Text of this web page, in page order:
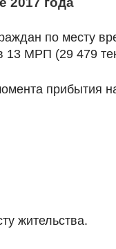
по месту
13 МРП (29 479
прибытия
жительства.